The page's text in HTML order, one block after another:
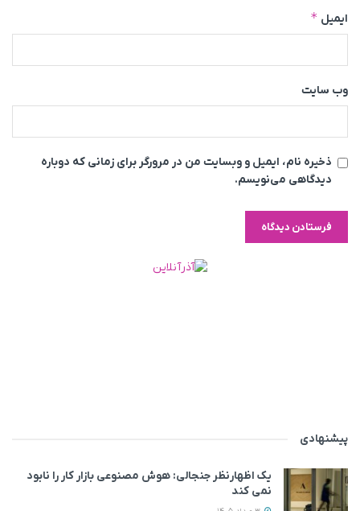
ایمیل *
وب‌ سایت
ذخیره نام، ایمیل و وبسایت من در مرورگر برای زمانی که دوباره
دیدگاهی می‌نویسم.
پیشنهادی
یک اظهارنظر جنجالی: هوش مصنوعی بازار کار را نابود
نمی‌ کند